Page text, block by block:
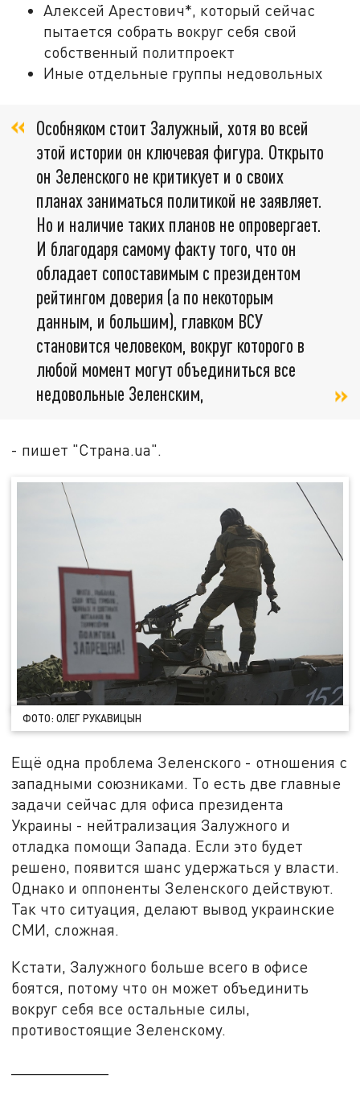
Алексей Арестович*, который сейчас
пытается собрать вокруг себя свой
собственный политпроект
Иные отдельные группы недовольных
Особняком стоит Залужный, хотя во всей
этой истории он ключевая фигура. Открыто
он Зеленского не критикует и о своих
планах заниматься политикой не заявляет.
Но и наличие таких планов не опровергает.
И благодаря самому факту того, что он
обладает сопоставимым с президентом
рейтингом доверия (а по некоторым
данным, и большим), главком ВСУ
становится человеком, вокруг которого в
любой момент могут объединиться все
недовольные Зеленским,
- пишет "Страна.ua".
ФОТО: ОЛЕГ РУКАВИЦЫН
Ещё одна проблема Зеленского - отношения с
западными союзниками. То есть две главные
задачи сейчас для офиса президента
Украины - нейтрализация Залужного и
отладка помощи Запада. Если это будет
решено, появится шанс удержаться у власти.
Однако и оппоненты Зеленского действуют.
Так что ситуация, делают вывод украинские
СМИ, сложная.
Кстати, Залужного больше всего в офисе
боятся, потому что он может объединить
вокруг себя все остальные силы,
противостоящие Зеленскому.